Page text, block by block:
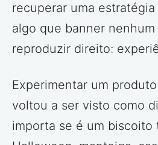
recuperar uma
algo que banner
reproduzir direito:
Experimentar um
voltou a ser visto como
importa se é um biscoito